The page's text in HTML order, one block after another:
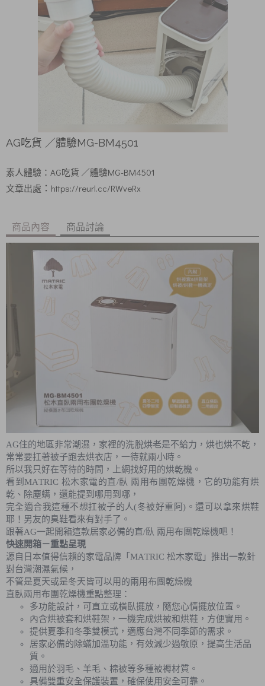
AG吃貨 ／體驗MG-BM4501
素人體驗： AG吃貨 ／體驗MG-BM4501
文章出處 ： https://reurl.cc/RWveRx
商品內容 商品討論
AG住的地區非常潮濕，家裡的洗脫烘老是不給力，烘也烘不乾，
常常要扛著被子跑去烘衣店，一待就兩小時。
所以我只好在等待的時間，上網找好用的烘乾機。
看到MATRIC 松木家電的直/臥 兩用布團乾燥機，它的功能有烘
乾、除塵螨，還能提到哪用到哪，
完全適合我這種不想扛被子的人(冬被好重阿)。還可以拿來烘鞋
耶！男友的臭鞋看來有對手了。
跟著AG一起開箱這款居家必備的直/臥 兩用布團乾燥機吧！
快速開箱－重點呈現
源自日本值得信賴的家電品牌「MATRIC 松木家電」推出一款針
對台灣潮濕氣候，
不管是夏天或是冬天皆可以用的兩用布團乾燥機
直臥兩用布團乾燥機重點整理：
多功能設計，可直立或橫臥擺放，隨您心情擺放位置。
內含烘被套和烘鞋架，一機完成烘被和烘鞋，方便實用。
提供夏季和冬季雙模式，適應台灣不同季節的需求。
居家必備的除蟎加溫功能，有效減少過敏原，提高生活品
質。
適用於羽毛、羊毛、棉被等多種被褥材質。
具備雙重安全保護裝置，確保使用安全可靠。